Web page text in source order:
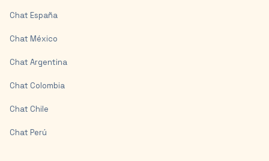
Chat España
Chat México
Chat Argentina
Chat Colombia
Chat Chile
Chat Perú